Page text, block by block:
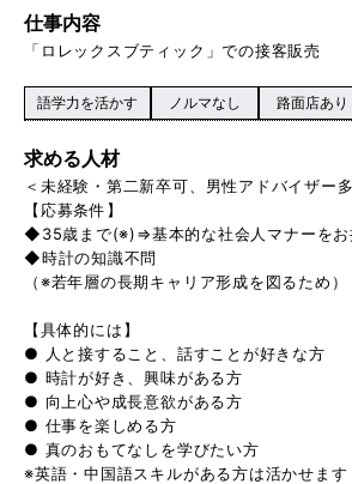
仕事内容
「ロレックスブティック」での接客販売
語学力を活かす ノルマなし 路面店あり
求める人材
＜未経験・第二新卒可、男性アドバイザー
【応募条件】
◆35歳まで(※)⇒基本的な社会人マナーをお
◆時計の知識不問
（※若年層の長期キャリア形成を図るため）
【具体的には】
● 人と接すること、話すことが好きな方
● 時計が好き、興味がある方
● 向上心や成長意欲がある方
● 仕事を楽しめる方
● 真のおもてなしを学びたい方
※英語・中国語スキルがある方は活かせます